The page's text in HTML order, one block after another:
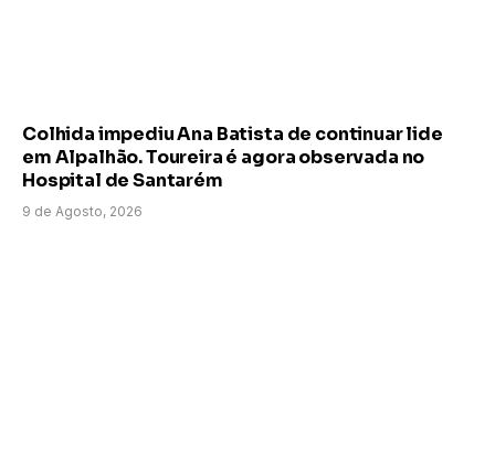
Colhida impediu Ana Batista de continuar lide
em Alpalhão. Toureira é agora observada no
Hospital de Santarém
9 de Agosto, 2026